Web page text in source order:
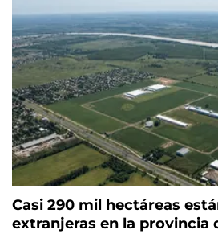
Casi 290 mil hectáreas
extranjeras en la provincia